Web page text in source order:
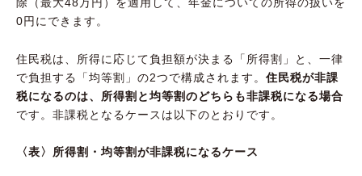
除（最大48万円）を適用して、年金についての所得の扱いを
0円にできます。
住民税は、所得に応じて負担額が決まる「所得割」と、一律
で負担する「均等割」の2つで構成されます。 住民税が非課
税になるのは、所得割と均等割のどちらも非課税になる場合
です。非課税となるケースは以下のとおりです。
〈表〉所得割・均等割が非課税になるケース